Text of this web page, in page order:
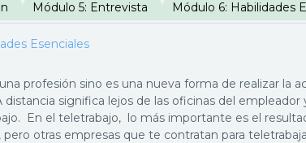
Módulo 5: Entrevista Módulo 6: Habilidades
Esenciales
profesión sino es una nueva forma de realizar la
distancia significa lejos de las oficinas del
En el teletrabajo, lo más importante es el
otras empresas que te contratan para